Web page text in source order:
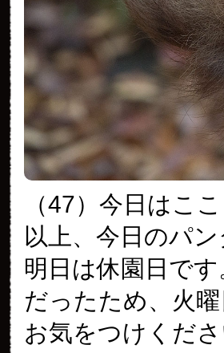
（47）今日はこ
以上、今日のパン
明日は休園日で
だったため、火
お気をつけくださ